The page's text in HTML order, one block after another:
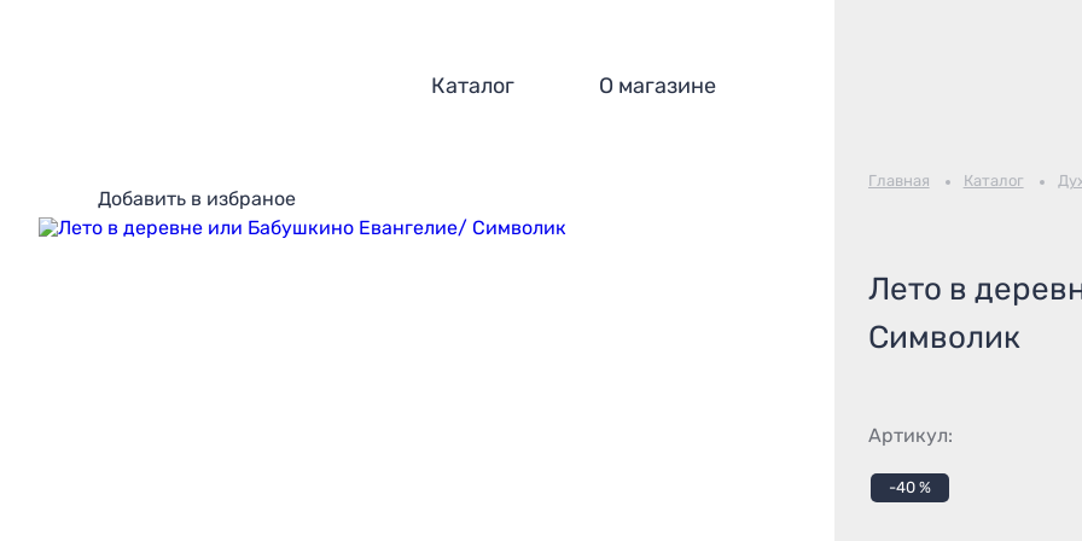
Каталог О магазине
Добавить в избраное
Главная Каталог
Лето в
Символик
Артикул:
-40 %